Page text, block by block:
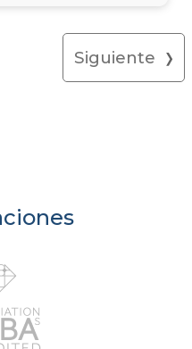
Siguiente